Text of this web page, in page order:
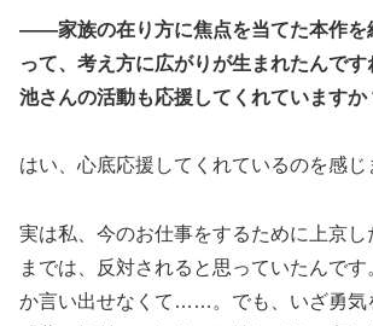
――家族の在り方に焦点を当てた本作を
って、考え方に広がりが生まれたんで
池さんの活動も応援してくれていますか
はい、心底応援してくれているのを感じ
実は私、今のお仕事をするために上京し
までは、反対されると思っていたんで
か言い出せなくて……。でも、いざ勇気